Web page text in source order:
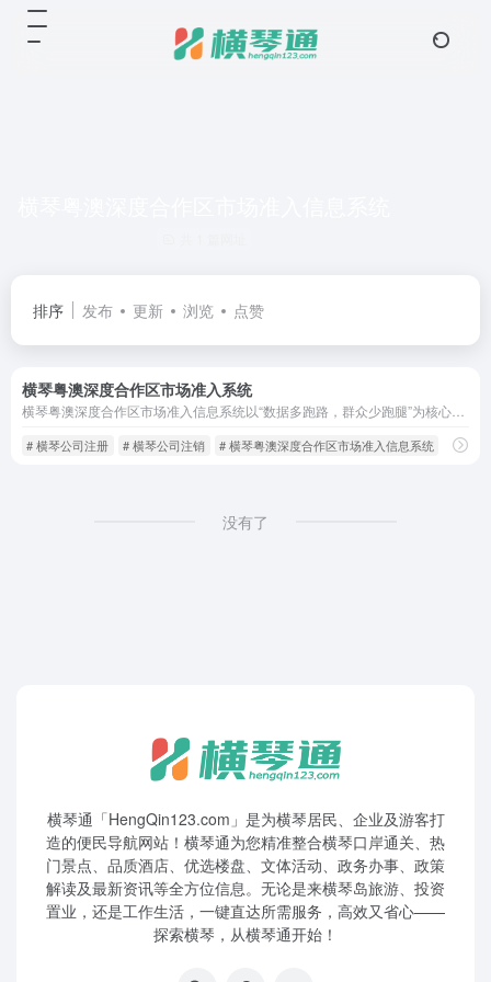
排序 发布 更新 浏览 点赞
横琴粤澳深度合作区市场准入系统
# 横琴公司注册 # 横琴公司注销 # 横琴粤澳深度合作区市场准入信息系统
没有了
横琴通「HengQin123.com」是为横琴居民、企业及游客打
造的便民导航网站！横琴通为您精准整合横琴口岸通关、热
门景点、品质酒店、优选楼盘、文体活动、政务办事、政策
解读及最新资讯等全方位信息。无论是来横琴岛旅游、投资
置业，还是工作生活，一键直达所需服务，高效又省心——
探索横琴，从横琴通开始！